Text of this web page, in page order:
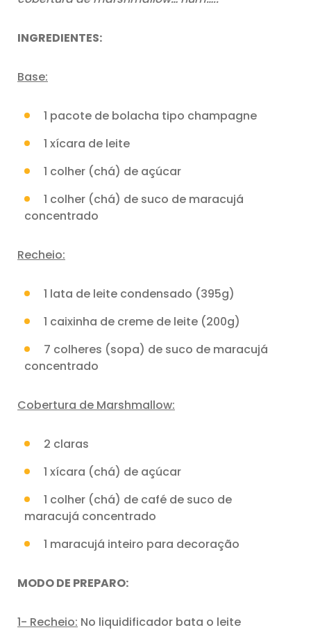
INGREDIENTES:
Base:
1 pacote de bolacha tipo champagne
1 xícara de leite
1 colher (chá) de açúcar
1 colher (chá) de suco de maracujá
concentrado
Recheio:
1 lata de leite condensado (395g)
1 caixinha de creme de leite (200g)
7 colheres (sopa) de suco de maracujá
concentrado
Cobertura de Marshmallow:
2 claras
1 xícara (chá) de açúcar
1 colher (chá) de café de suco de
maracujá concentrado
1 maracujá inteiro para decoração
MODO DE PREPARO:
1- Recheio: No liquidificador bata o leite